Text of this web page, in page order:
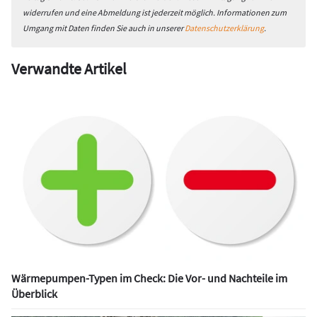
gleichbleibend hohe Effizienz. Luft/Wasser-Wärmepumpen
hingegen verlieren bei sinkenden Außentemperaturen an
typischerweise zwischen -20 °C und +35 °C.
Mit dem Gebäudeenergiegesetz (GEG) und der Einführung
großzügiger Förderungen stiegen die Preise für
Erdsondenanlagen zwischenzeitlich stark an.
Mittlerweile
bewegen sich die Kosten wieder nach unten– eine
Entwicklung, die vielen Energieberatern, Installateuren und
Bauherren noch wenig bekannt ist.
Erdwärme-Zäune, Eisspeicher, Regenwasserzisternen,
Bohrpfähle mit integrierten Wärmeübertragern,
widerrufen und eine Abmeldung ist jederzeit möglich. Informationen zum
Umgang mit Daten finden Sie auch in unsererDatenschutzerklärung.
Verwandte Artikel
Wärmepumpen-Typen im Check: Die Vor- und Nachteile im
Überblick